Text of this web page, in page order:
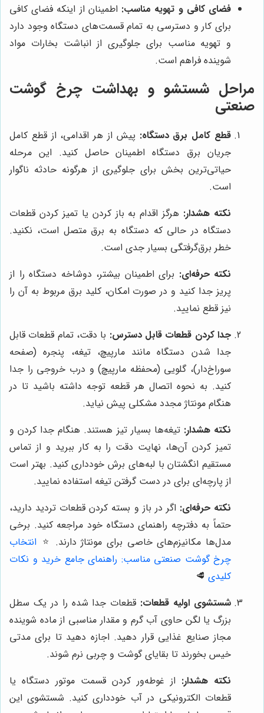
فضای کافی و تهویه مناسب: اطمینان از اینکه فضای کافی
برای کار و دسترسی به تمام قسمت‌های دستگاه وجود دارد
و تهویه مناسب برای جلوگیری از انباشت بخارات مواد
شوینده فراهم است.
مراحل شستشو و بهداشت چرخ گوشت
صنعتی
قطع کامل برق دستگاه: پیش از هر اقدامی، از قطع کامل
جریان برق دستگاه اطمینان حاصل کنید. این مرحله
حیاتی‌ترین بخش برای جلوگیری از هرگونه حادثه ناگوار
است.
نکته هشدار: هرگز اقدام به باز کردن یا تمیز کردن قطعات
دستگاه در حالی که دستگاه به برق متصل است، نکنید.
خطر برق‌گرفتگی بسیار جدی است.
نکته حرفه‌ای: برای اطمینان بیشتر، دوشاخه دستگاه را از
پریز جدا کنید و در صورت امکان، کلید برق مربوط به آن را
نیز قطع نمایید.
جدا کردن قطعات قابل دسترس: با دقت، تمام قطعات قابل
جدا شدن دستگاه مانند مارپیچ، تیغه، پنجره (صفحه
سوراخ‌دار)، گلویی (محفظه مارپیچ) و درب خروجی را جدا
کنید. به نحوه اتصال هر قطعه توجه داشته باشید تا در
هنگام مونتاژ مجدد مشکلی پیش نیاید.
نکته هشدار: تیغه‌ها بسیار تیز هستند. هنگام جدا کردن و
تمیز کردن آن‌ها، نهایت دقت را به کار ببرید و از تماس
مستقیم انگشتان با لبه‌های برش خودداری کنید. بهتر است
از پارچه‌ای برای در دست گرفتن تیغه استفاده نمایید.
نکته حرفه‌ای: اگر در باز و بسته کردن قطعات تردید دارید،
حتماً به دفترچه راهنمای دستگاه خود مراجعه کنید. برخی
مدل‌ها مکانیزم‌های خاصی برای مونتاژ دارند. ⭐️ انتخاب
چرخ گوشت صنعتی مناسب: راهنمای جامع خرید و نکات
کلیدی 🥩
شستشوی اولیه قطعات: قطعات جدا شده را در یک سطل
بزرگ یا لگن حاوی آب گرم و مقدار مناسبی از ماده شوینده
مجاز صنایع غذایی قرار دهید. اجازه دهید تا برای مدتی
خیس بخورند تا بقایای گوشت و چربی نرم شوند.
نکته هشدار: از غوطه‌ور کردن قسمت موتور دستگاه یا
قطعات الکترونیکی در آب خودداری کنید. شستشوی این